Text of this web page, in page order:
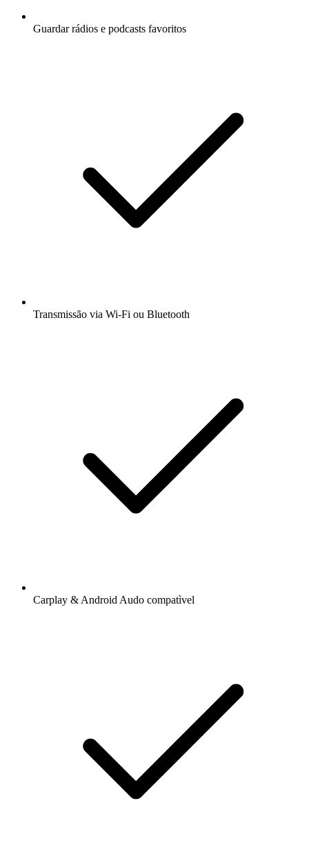
Guardar rádios e podcasts favoritos
Transmissão via Wi-Fi ou Bluetooth
Carplay & Android Audo compatìvel